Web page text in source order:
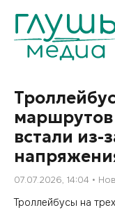
маршрутов
встали из-
07.07.2026, 14:04
Троллейбусы на